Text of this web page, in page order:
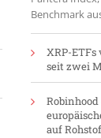
Benchmark
mangels
ausschliesst.
XRP-
seit zwei
auf